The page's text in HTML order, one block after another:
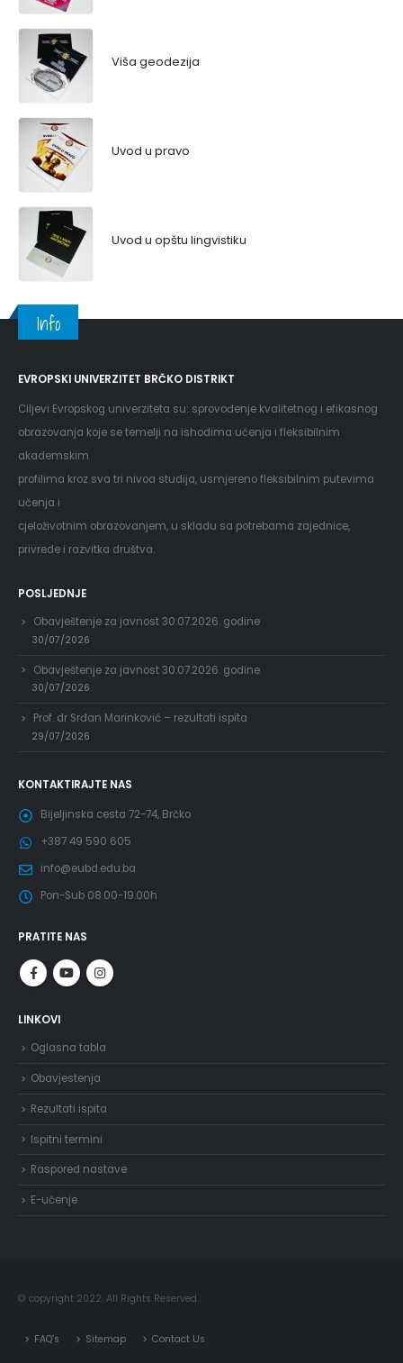
Viša geodezija
Uvod u pravo
Uvod u opštu lingvistiku
Info
EVROPSKI UNIVERZITET BRČKO DISTRIKT
Ciljevi Evropskog univerziteta su: sprovođenje kvalitetnog i efikasnog
obrazovanja koje se temelji na ishodima učenja i fleksibilnim
akademskim
profilima kroz sva tri nivoa studija, usmjereno fleksibilnim putevima
učenja i
cjeloživotnim obrazovanjem, u skladu sa potrebama zajednice,
privrede i razvitka društva.
POSLJEDNJE
Obavještenje za javnost 30.07.2026. godine
30/07/2026
Obavještenje za javnost 30.07.2026. godine
30/07/2026
Prof. dr Srđan Marinković – rezultati ispita
29/07/2026
KONTAKTIRAJTE NAS
Bijeljinska cesta 72-74, Brčko
+387 49 590 605
info@eubd.edu.ba
Pon-Sub 08.00-19.00h
PRATITE NAS
LINKOVI
Oglasna tabla
Obavjestenja
Rezultati ispita
Ispitni termini
Raspored nastave
E-učenje
© copyright 2022. All Rights Reserved.
FAQ’s Sitemap Contact Us